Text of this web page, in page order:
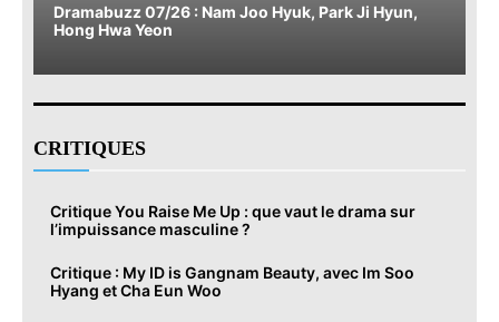
Dramabuzz 07/26 : Nam Joo Hyuk, Park Ji Hyun,
Hong Hwa Yeon
CRITIQUES
Critique You Raise Me Up : que vaut le drama sur
l’impuissance masculine ?
Critique : My ID is Gangnam Beauty, avec Im Soo
Hyang et Cha Eun Woo